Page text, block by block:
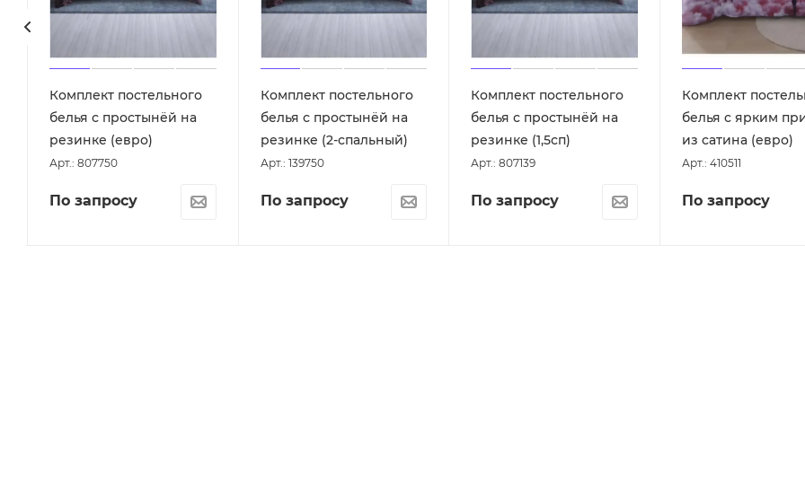
Комплект постельного
белья с простынёй на
резинке (евро)
Арт.: 807750
По запросу
Комплект постельного
белья с простынёй на
резинке (2-спальный)
Арт.: 139750
По запросу
Комплект постельного
белья с простынёй на
резинке (1,5сп)
Арт.: 807139
По запросу
Комплект
белья с ярким
из сатина (евро)
Арт.: 410511
По запросу